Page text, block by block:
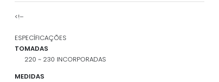
<!–
ESPECÍFICAÇÕES
TOMADAS
220 ~ 230 INCORPORADAS
MEDIDAS